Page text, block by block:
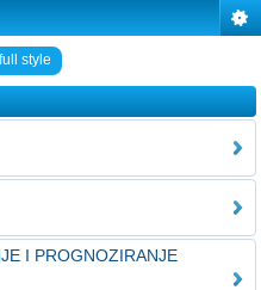
style
I PROGNOZIRANJE